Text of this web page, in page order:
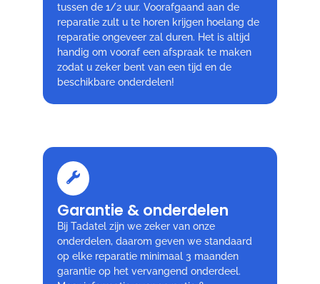
tussen de 1/2 uur. Voorafgaand aan de
reparatie zult u te horen krijgen hoelang de
reparatie ongeveer zal duren. Het is altijd
handig om vooraf een afspraak te maken
zodat u zeker bent van een tijd en de
beschikbare onderdelen!
Garantie & onderdelen
Bij Tadatel zijn we zeker van onze
onderdelen, daarom geven we standaard
op elke reparatie minimaal 3 maanden
garantie op het vervangend onderdeel.